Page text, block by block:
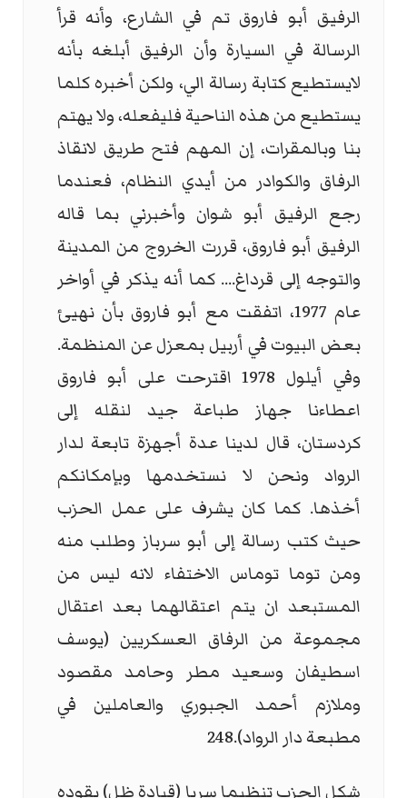
الرفيق أبو فاروق تم في الشارع، وأنه قرأ
الرسالة في السيارة وأن الرفيق أبلغه بأنه
لايستطيع كتابة رسالة الي، ولكن أخبره كلما
يستطيع من هذه الناحية فليفعله، ولا يهتم
بنا وبالمقرات، إن المهم فتح طريق لانقاذ
الرفاق والكوادر من أيدي النظام، فعندما
رجع الرفيق أبو شوان وأخبرني بما قاله
الرفيق أبو فاروق، قررت الخروج من المدينة
والتوجه إلى قرداغ.... كما أنه يذكر في أواخر
عام 1977، اتفقت مع أبو فاروق بأن نهيئ
بعض البيوت في أربيل بمعزل عن المنظمة.
وفي أيلول 1978 اقترحت على أبو فاروق
اعطاءنا جهاز طباعة جيد لنقله إلى
كردستان، قال لدينا عدة أجهزة تابعة لدار
الرواد ونحن لا نستخدمها وبإمكانكم
أخذها. كما كان يشرف على عمل الحزب
حيث كتب رسالة إلى أبو سرباز وطلب منه
ومن توما توماس الاختفاء لانه ليس من
المستبعد ان يتم اعتقالهما بعد اعتقال
مجموعة من الرفاق العسكريين (يوسف
اسطيفان وسعيد مطر وحامد مقصود
وملازم أحمد الجبوري والعاملين في
مطبعة دار الرواد).248
شكل الحزب تنظيما سريا (قيادة ظل) يقوده